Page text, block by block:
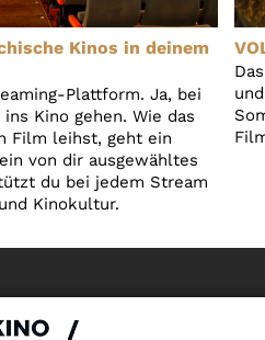
Kinos in deinem
Plattform. Ja, bei
Kino gehen. Wie das
Film leihst, geht ein
von dir ausgewähltes
du bei jedem Stream
Kinokultur.
AGB